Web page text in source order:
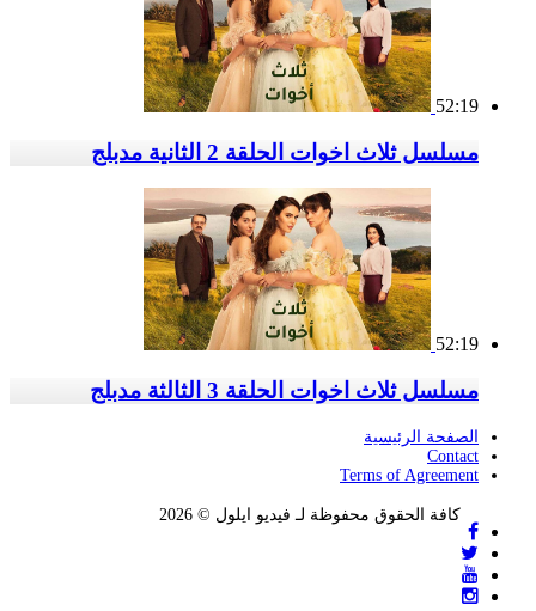
52:19
مسلسل ثلاث اخوات الحلقة 2 الثانية مدبلج
52:19
مسلسل ثلاث اخوات الحلقة 3 الثالثة مدبلج
الصفحة الرئيسية
Contact
Terms of Agreement
كافة الحقوق محفوظة لـ فيديو ايلول © 2026